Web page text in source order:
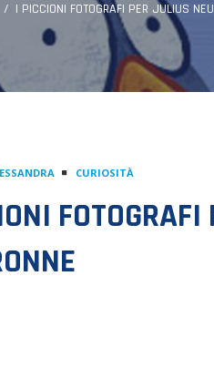
I PICCIONI FOTOGRAFI PER JULIUS
CURIOSITÀ